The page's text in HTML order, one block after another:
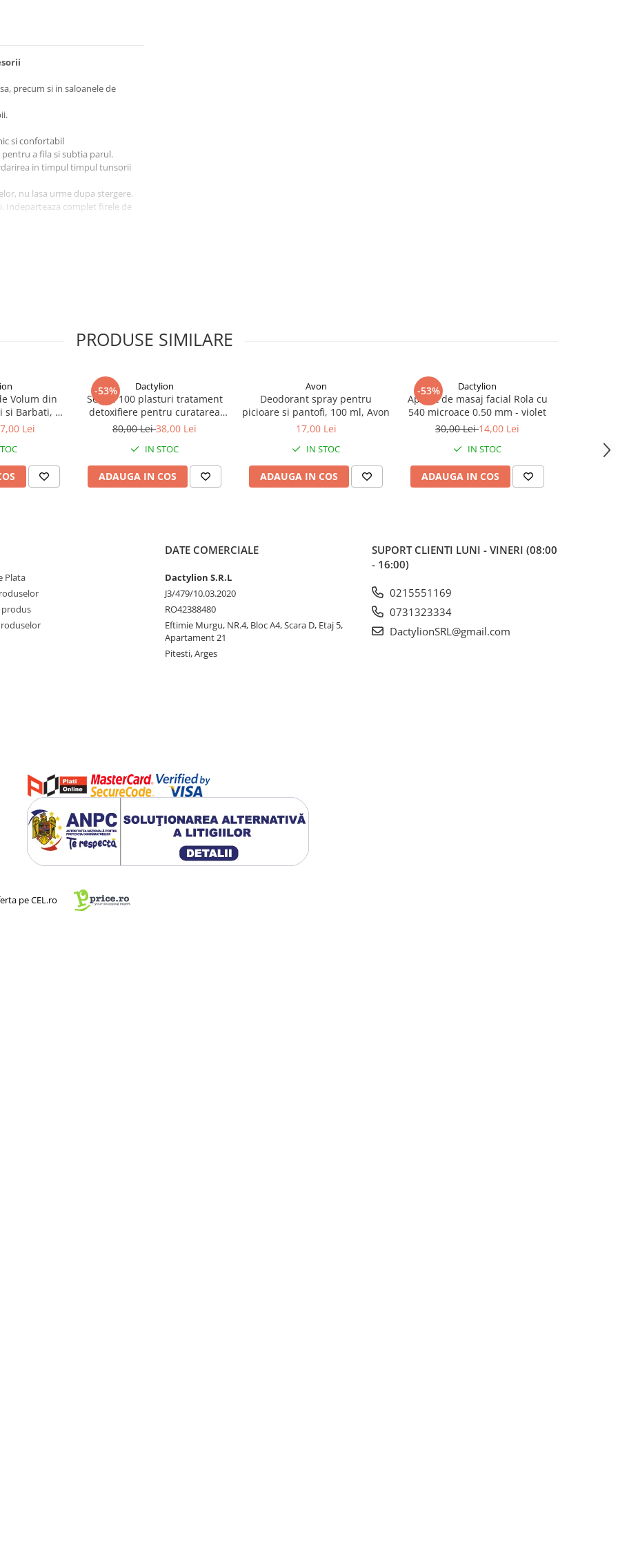
precum si in saloanele de
si confortabil
a fila si subtia parul.
in timpul timpul tunsorii
nu lasa urme dupa stergere.
Indeparteaza complet firele de
a se pierde.
PRODUSE SIMILARE
Volum din
si Barbati, 19
Lei
-53% Dactylion
Set de 100 plasturi tratament
detoxifiere pentru curatarea
picioarelor
80,00 Lei38,00 Lei
IN STOC
ADAUGA IN COS
Avon
Deodorant spray pentru
picioare si pantofi, 100 ml, Avon
17,00 Lei
IN STOC
ADAUGA IN COS
-53% Dactylion
Aparat de masaj facial Rola cu
540 microace 0.50 mm - violet
30,00 Lei14,00 Lei
IN STOC
ADAUGA IN COS
Plata
produs
DATE COMERCIALE
Dactylion S.R.L
J3/479/10.03.2020
RO42388480
Eftimie Murgu, NR.4, Bloc A4, Scara D, Etaj 5,
Apartament 21
Pitesti, Arges
SUPORT CLIENTI LUNI - VINERI (08:00
- 16:00)
0215551169
0731323334
DactylionSRL@gmail.com
pe CEL.ro